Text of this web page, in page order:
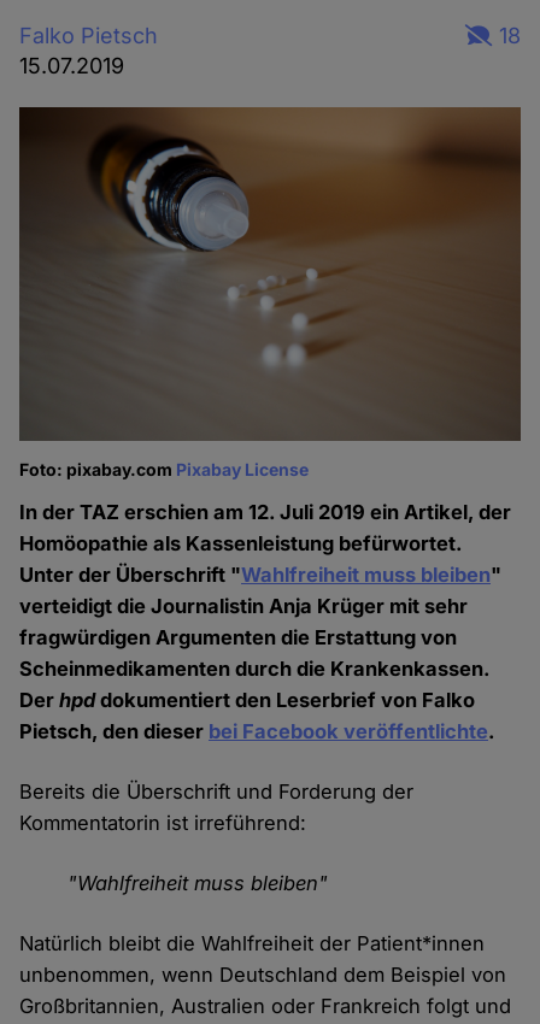
Falko Pietsch
15.07.2019
18
Foto: pixabay.com Pixabay License
In der TAZ erschien am 12. Juli 2019 ein Artikel, der
Homöopathie als Kassenleistung befürwortet.
Unter der Überschrift "Wahlfreiheit muss bleiben"
verteidigt die Journalistin Anja Krüger mit sehr
fragwürdigen Argumenten die Erstattung von
Scheinmedikamenten durch die Krankenkassen.
Derhpddokumentiert den Leserbrief von Falko
Pietsch, den dieser bei Facebook veröffentlichte.
Bereits die Überschrift und Forderung der
Kommentatorin ist irreführend:
"Wahlfreiheit muss bleiben"
Natürlich bleibt die Wahlfreiheit der Patient*innen
unbenommen, wenn Deutschland dem Beispiel von
Großbritannien, Australien oder Frankreich folgt und